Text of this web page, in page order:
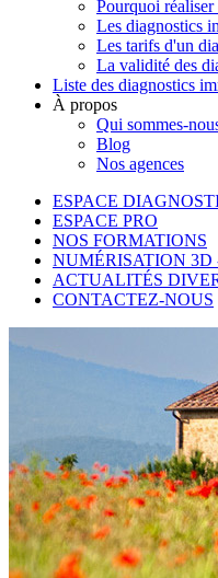
Pourquoi réaliser
Les diagnostics
Les tarifs d'un
La validité des
Liste des diagnostics
À propos
Qui sommes-
Blog
Nos agences
ESPACE
ESPACE PRO
NOS FORMATIONS
NUMÉRISATION 3D
ACTUALITÉS
CONTACTEZ-NOUS